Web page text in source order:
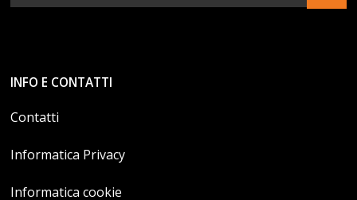
INFO E CONTATTI
Contatti
Informatica Privacy
Informatica cookie